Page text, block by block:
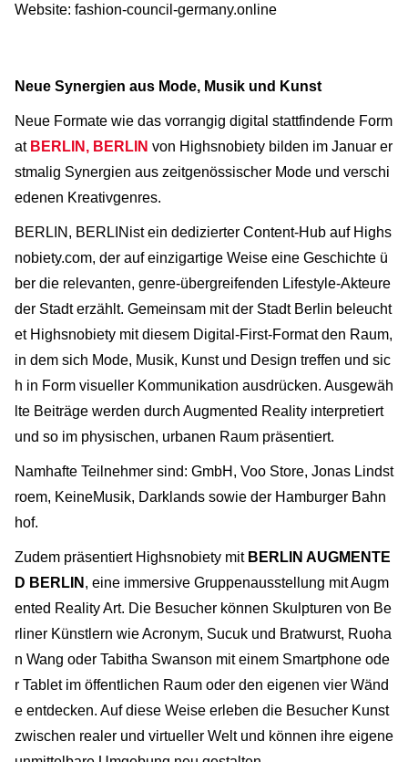
Website: fashion-council-germany.online
Neue Synergien aus Mode, Musik und Kunst
Neue Formate wie das vorrangig digital stattfindende Form
at BERLIN, BERLIN von Highsnobiety bilden im Januar er
stmalig Synergien aus zeitgenössischer Mode und verschi
edenen Kreativgenres.
BERLIN, BERLIN ist ein dedizierter Content-Hub auf ​Highs
nobiety.com, der auf einzigartige Weise eine Geschichte ü
ber die relevanten, genre-übergreifenden Lifestyle-Akteure
der Stadt erzählt. Gemeinsam mit der Stadt Berlin beleucht
et Highsnobiety mit diesem Digital-First-Format den Raum,
in dem sich Mode, Musik, Kunst und Design treffen und sic
h in Form visueller Kommunikation ausdrücken. Ausgewäh
lte Beiträge werden durch Augmented Reality interpretiert
und so im physischen, urbanen Raum präsentiert.
Namhafte Teilnehmer sind: GmbH, Voo Store, Jonas Lindst
roem, KeineMusik, Darklands sowie der Hamburger Bahn
hof.
Zudem präsentiert Highsnobiety mit ​ BERLIN AUGMENTE
D BERLIN , eine immersive Gruppenausstellung mit Augm
ented Reality Art. Die Besucher können Skulpturen von Be
rliner Künstlern wie Acronym, Sucuk und Bratwurst, Ruoha
n Wang oder Tabitha Swanson mit einem Smartphone ode
r Tablet im öffentlichen Raum oder den eigenen vier Wänd
e entdecken. Auf diese Weise erleben die Besucher Kunst
zwischen realer und virtueller Welt und können ihre eigene